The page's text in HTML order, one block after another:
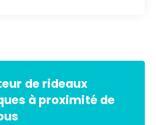
de rideaux
à proximité de